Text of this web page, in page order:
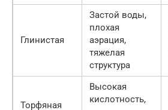
Глинистая
Застой воды,
плохая
аэрация,
тяжелая
структура
Торфяная
Высокая
кислотность,